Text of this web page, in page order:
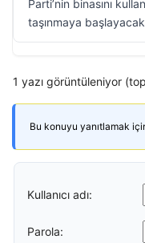
Parti’nin binasını
taşınmaya
1 yazı görüntüleniyor
Bu konuyu yanıtlamak
Kullanıcı adı:
Parola: